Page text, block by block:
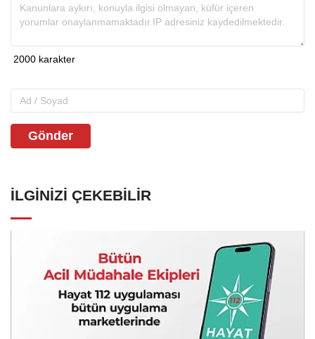
Gönder
İLGINIZI ÇEKEBILIR